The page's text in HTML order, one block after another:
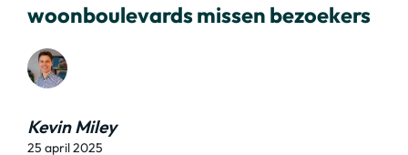
woonboulevards missen bezoekers
Kevin Miley
25 april 2025